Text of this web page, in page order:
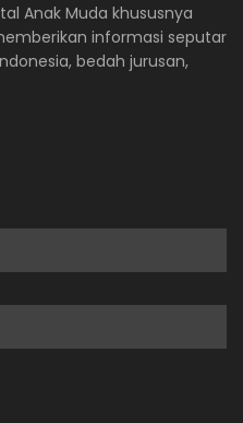
Anak Muda khususnya
informasi seputar
bedah jurusan,